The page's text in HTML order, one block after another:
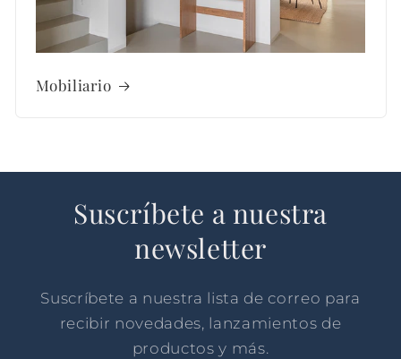
Mobiliario
Suscríbete a nuestra
newsletter
Suscríbete a nuestra lista de correo para
recibir novedades, lanzamientos de
productos y más.